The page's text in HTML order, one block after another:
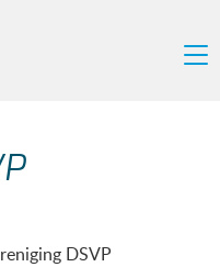
DSVP